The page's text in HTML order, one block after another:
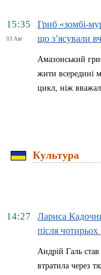
15:35
03 Авг
Гриб «зомбі-
що з’ясували
Амазонський
жити всередині
цикл, ніж
Культура
14:27
Лариса
після
Андрій Галь
втратила через